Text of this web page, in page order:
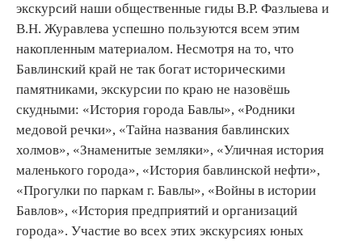
экскурсий наши общественные гиды В.Р. Фазлыева и
В.Н. Журавлева успешно пользуются всем этим
накопленным материалом. Несмотря на то, что
Бавлинский край не так богат историческими
памятниками, экскурсии по краю не назовёшь
скудными: «История города Бавлы», «Родники
медовой речки», «Тайна названия бавлинских
холмов», «Знаменитые земляки», «Уличная история
маленького города», «История бавлинской нефти»,
«Прогулки по паркам г. Бавлы», «Войны в истории
Бавлов», «История предприятий и организаций
города». Участие во всех этих экскурсиях юных